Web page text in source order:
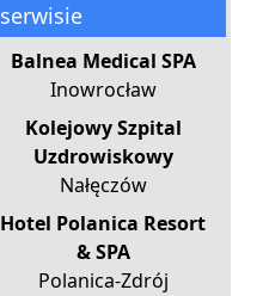
serwisie
Balnea Medical SPA
Inowrocław
Kolejowy Szpital
Uzdrowiskowy
Nałęczów
Hotel Polanica Resort
& SPA
Polanica-Zdrój